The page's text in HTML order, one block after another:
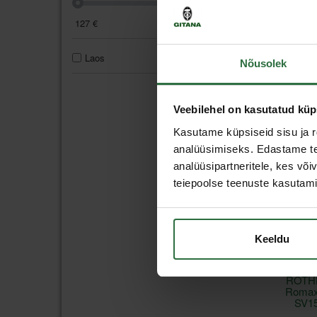
Nõusolek
Veebilehel on kasutatud
Kasutame küpsiseid sisu ja
analüüsimiseks. Edastame
analüüsipartneritele, kes
teiepoolse teenuste
Keeldu
127 €
Laos 71
Mini-
1